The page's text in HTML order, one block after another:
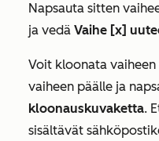
Napsauta sitten
ja vedä Vaihe [x]
Voit kloonata
vaiheen päälle ja
kloonauskuvaketta.
sisältävät